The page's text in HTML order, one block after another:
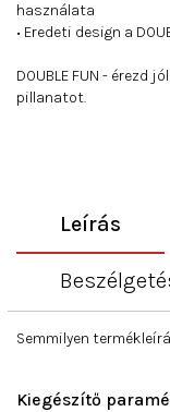
használata
• Eredeti design a
DOUBLE FUN - érezd
pillanatot.
Leírás
Semmilyen
Kiegészítő